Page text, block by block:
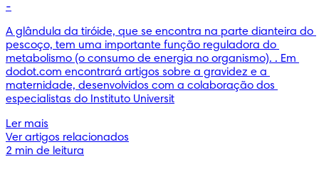
-
A glândula da tiróide, que se encontra na parte dianteira do
pescoço, tem uma importante função reguladora do
metabolismo (o consumo de energia no organismo). . Em
dodot.com encontrará artigos sobre a gravidez e a
maternidade, desenvolvidos com a colaboração dos
especialistas do Instituto Universit
Ler mais
Ver artigos relacionados
2 min de leitura